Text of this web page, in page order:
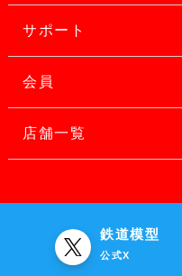
サポート
会員
店舗一覧
鉄道模型
公式X